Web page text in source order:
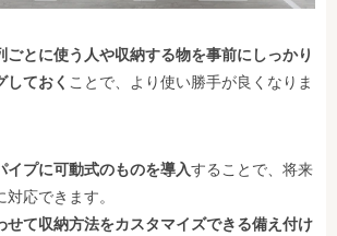
ごとに使う人や収納する物を事前にしっかり
しておく ことで、より使い勝手が良くなりま
イプに可動式のものを導入することで、将来
応できます。
せて収納方法をカスタマイズできる備え付け